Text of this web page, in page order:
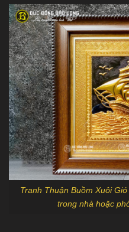
Tranh Thuận Buồm Xuôi
trong nhà hoặc